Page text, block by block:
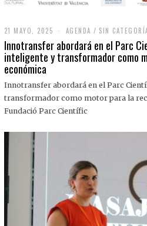
21 MAYO, 2025
M
A
Y
,
0
2
AGENDA / SIN
Innotransfer abordará en el Parc
inteligente y transformador como
económica
Innotransfer abordará en el Parc
transformador como motor para la
Fundació Parc Científic